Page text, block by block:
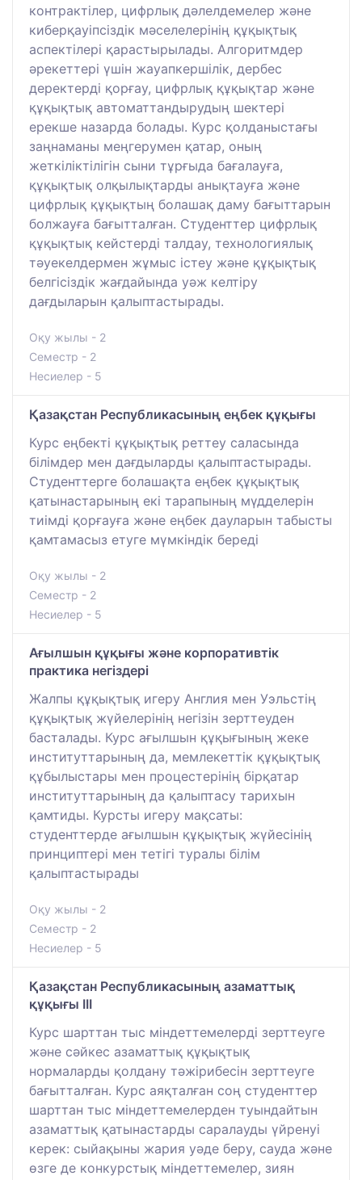
контрактілер, цифрлық дәлелдемелер және
киберқауіпсіздік мәселелерінің құқықтық
аспектілері қарастырылады. Алгоритмдер
әрекеттері үшін жауапкершілік, дербес
деректерді қорғау, цифрлық құқықтар және
құқықтық автоматтандырудың шектері
ерекше назарда болады. Курс қолданыстағы
заңнаманы меңгерумен қатар, оның
жеткіліктілігін сыни тұрғыда бағалауға,
құқықтық олқылықтарды анықтауға және
цифрлық құқықтың болашақ даму бағыттарын
болжауға бағытталған. Студенттер цифрлық
құқықтық кейстерді талдау, технологиялық
тәуекелдермен жұмыс істеу және құқықтық
белгісіздік жағдайында уәж келтіру
дағдыларын қалыптастырады.
Оқу жылы - 2
Семестр - 2
Несиелер - 5
Қазақстан Республикасының еңбек құқығы
Курс еңбекті құқықтық реттеу саласында
білімдер мен дағдыларды қалыптастырады.
Студенттерге болашақта еңбек құқықтық
қатынастарының екі тарапының мүдделерін
тиімді қорғауға және еңбек дауларын табысты
қамтамасыз етуге мүмкіндік береді
Оқу жылы - 2
Семестр - 2
Несиелер - 5
Ағылшын құқығы және корпоративтік
практика негіздері
Жалпы құқықтық игеру Англия мен Уэльстің
құқықтық жүйелерінің негізін зерттеуден
басталады. Курс ағылшын құқығының жеке
институттарының да, мемлекеттік құқықтық
құбылыстары мен процестерінің бірқатар
институттарының да қалыптасу тарихын
қамтиды. Курсты игеру мақсаты:
студенттерде ағылшын құқықтық жүйесінің
принциптері мен тетігі туралы білім
қалыптастырады
Оқу жылы - 2
Семестр - 2
Несиелер - 5
Қазақстан Республикасының азаматтық
құқығы III
Курс шарттан тыс міндеттемелерді зерттеуге
және сәйкес азаматтық құқықтық
нормаларды қолдану тәжірибесін зерттеуге
бағытталған. Курс аяқталған соң студенттер
шарттан тыс міндеттемелерден туындайтын
азаматтық қатынастарды саралауды үйренуі
керек: сыйақыны жария уәде беру, сауда және
өзге де конкурстық міндеттемелер, зиян